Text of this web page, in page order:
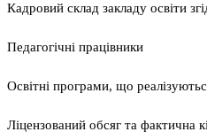
Кадровий склад закладу освіти
Педагогічні працівники
Освітні програми, що
Ліцензований обсяг та фактична